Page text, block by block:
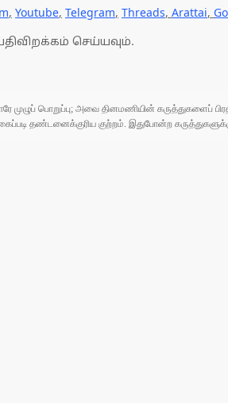
, Youtube, Telegram, Threads, Arattai,
செய்யவும்.
முழுப் பொறுப்பு; அவை தினமணியின் கருத்துகளைப்
தண்டனைக்குரிய குற்றம். இதுபோன்ற கருத்துகளுக்கு